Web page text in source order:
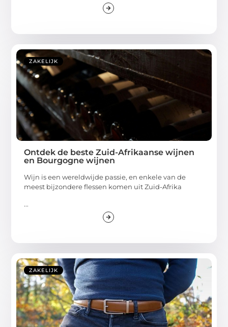
ZAKELIJK
Ontdek de beste Zuid-Afrikaanse wijnen
en Bourgogne wijnen
Wijn is een wereldwijde passie, en enkele van de
meest bijzondere flessen komen uit Zuid-Afrika
...
ZAKELIJK